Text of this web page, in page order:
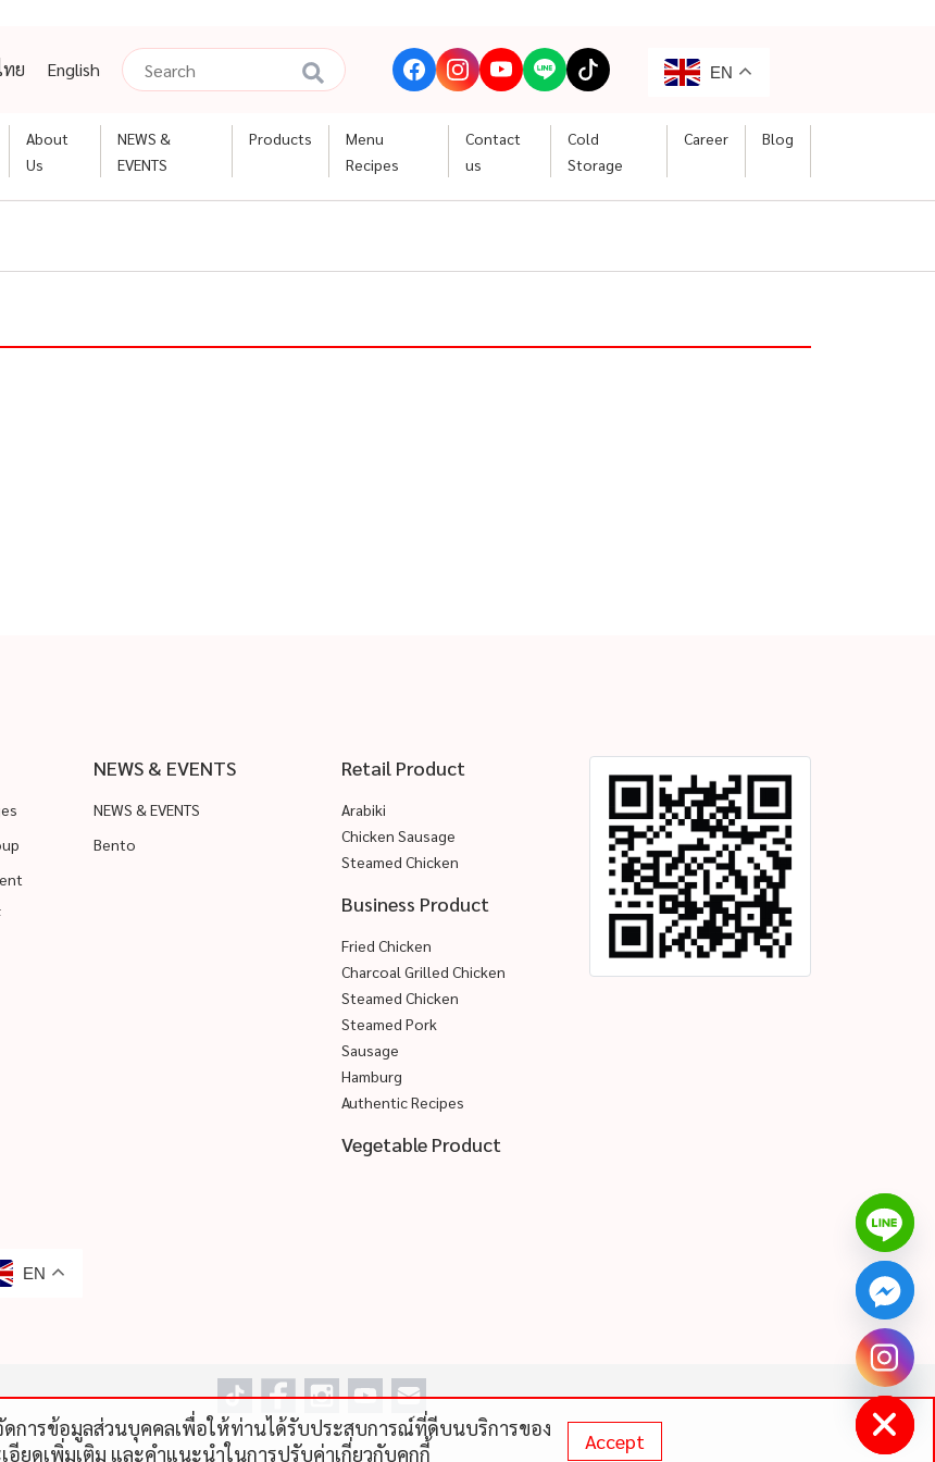
ทย English EN
About
Us
NEWS &
EVENTS
Products
Menu
Recipes
Contact
us
Cold
Storage
Career Blog
NEWS & EVENTS
NEWS & EVENTS
Bento
Retail Product
Arabiki
Chicken Sausage
Steamed Chicken
Business Product
Fried Chicken
Charcoal Grilled Chicken
Steamed Chicken
Steamed Pork
Sausage
Hamburg
Authentic Recipes
Vegetable Product
EN
ดการข้อมูลส่วนบุคคลเพื่อให้ท่านได้รับประสบการณ์ที่ดีบนบริการของ
อียดเพิ่มเติม และคําแนะนําในการปรับค่าเกี่ยวกับคุกกี้
Accept
Hide
chaty